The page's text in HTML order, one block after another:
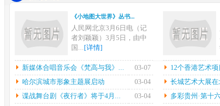
《小地图大世界》丛书...
人民网北京3月6日电（记
者刘颖颖）3月5日，由中
国... [详情]
新媒体合唱音乐会《梵...
中新网上海3月6日电在指
挥彼得•迪克斯特拉的率领
下...[详情]
12
本
陈
中
新媒体合唱音乐会《梵高与我》... 03-07
12个香港艺术
哈尔滨城市形象主题展启动
03-04
长城艺术大展
谍战舞台剧《夜行者》将于4月...
03-04
多彩贵州·第十